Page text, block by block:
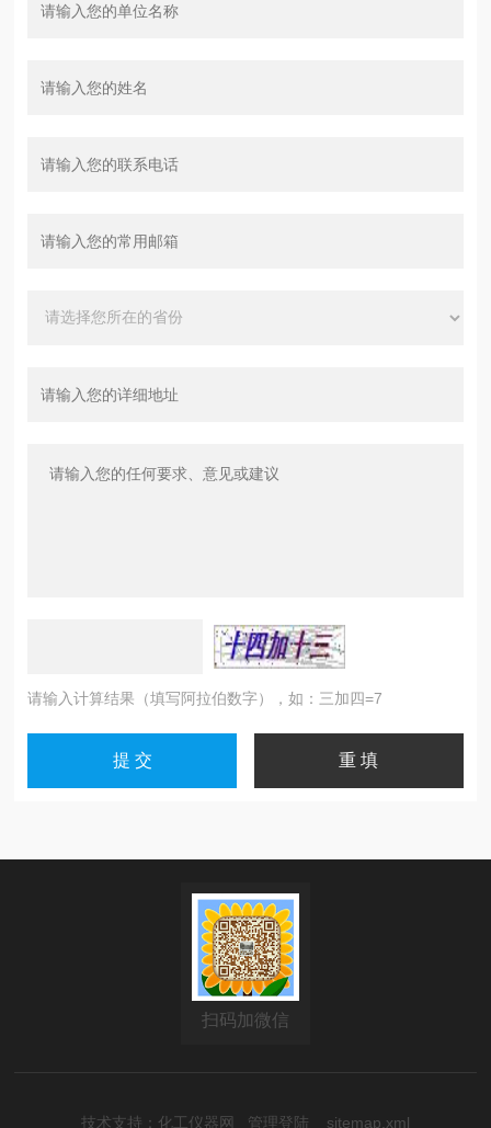
请输入计算结果（填写阿拉伯数字），如：三加四=7
扫码加微信
技术支持： 化工仪器网 管理登陆 sitemap.xml